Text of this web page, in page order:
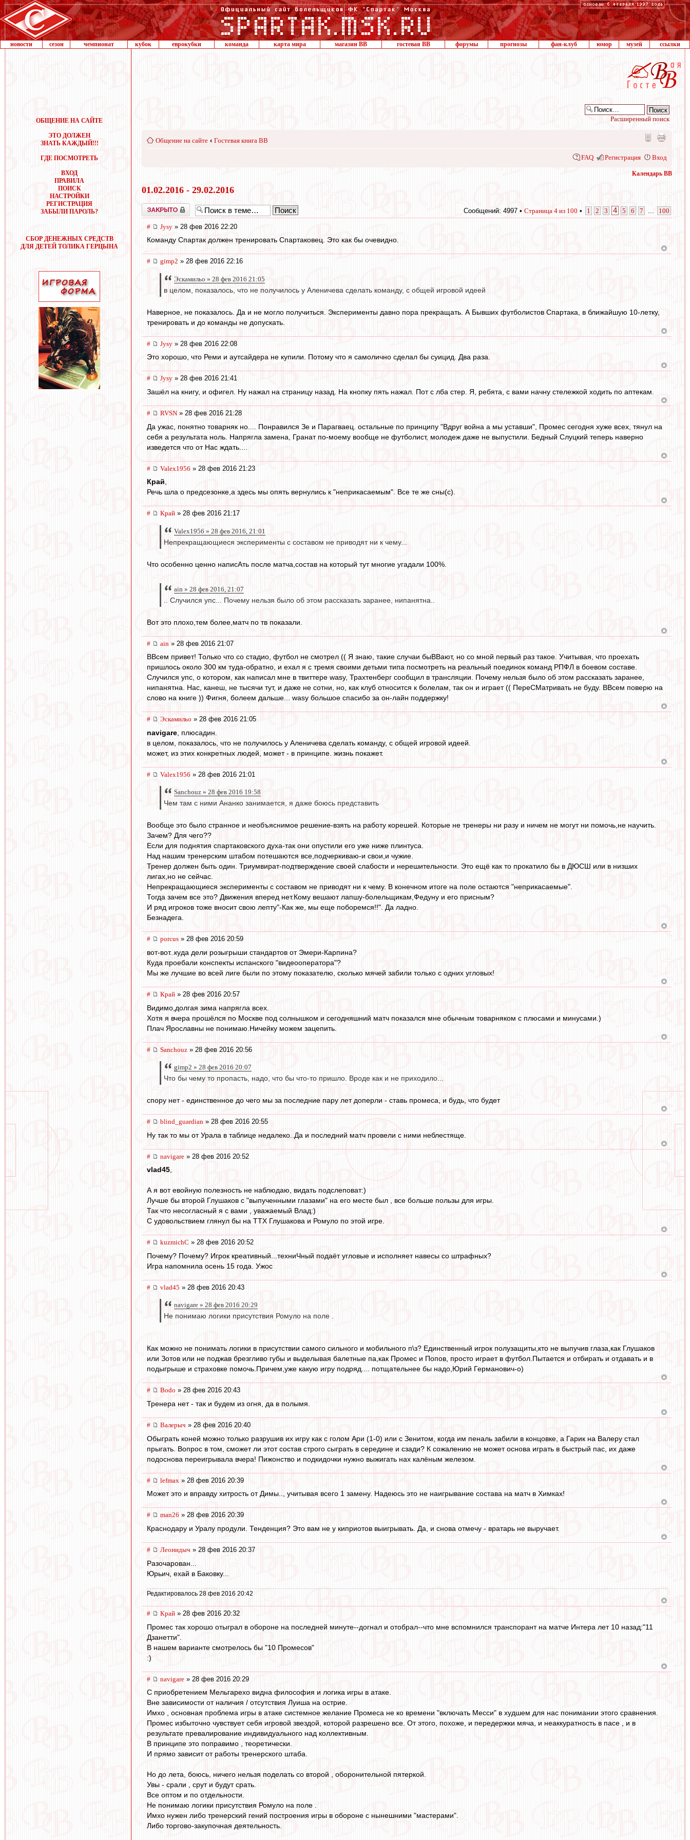
новости сезон чемпионат кубок еврокубки команда карта мира магазин ВВ гостевая ВВ форумы прогнозы фан-клуб юмор музей ссылки
ОБЩЕНИЕ НА САЙТЕ
ЭТО ДОЛЖЕН
ЗНАТЬ КАЖДЫЙ!!!
ГДЕ ПОСМОТРЕТЬ
ВХОД
ПРАВИЛА
ПОИСК
НАСТРОЙКИ
РЕГИСТРАЦИЯ
ЗАБЫЛИ ПАРОЛЬ?
СБОР ДЕНЕЖНЫХ СРЕДСТВ
ДЛЯ ДЕТЕЙ ТОЛИКА ГЕРЦЫНА
Расширенный поиск
Общение на сайте ‹ Гостевая книга ВВ
FAQ Регистрация Вход
Календарь ВВ
01.02.2016 - 29.02.2016
Закрыто Сообщений: 4997 • Страница 4 из 100 • 1 2 3 4 5 6 7 100
# Jysy » 28 фев 2016 22:20
Команду Спартак должен тренировать Спартаковец. Это как бы очевидно.
# gimp2 » 28 фев 2016 22:16
Эскамильо » 28 фев 2016 21:05
в целом, показалось, что не получилось у Аленичева сделать команду, с общей игровой идеей
Наверное, не показалось. Да и не могло получиться. Эксперименты давно пора прекращать. А Бывших футболистов Спартака, в ближайшую 10-летку,
тренировать и до команды не допускать.
# Jysy » 28 фев 2016 22:08
Это хорошо, что Реми и аутсайдера не купили. Потому что я самолично сделал бы суицид. Два раза.
# Jysy » 28 фев 2016 21:41
Зашёл на книгу, и офигел. Ну нажал на страницу назад. На кнопку пять нажал. Пот с лба стер. Я, ребята, с вами начну стележкой ходить по аптекам.
# RVSN » 28 фев 2016 21:28
Да ужас, понятно товарняк но.... Понравился Зе и Парагваец. остальные по принципу "Вдруг война а мы уставши", Промес сегодня хуже всех, тянул на
себя а результата ноль. Напрягла замена, Гранат по-моему вообще не футболист, молодеж даже не выпустили. Бедный Слуцкий теперь наверно
изведется что от Нас ждать....
# Valex1956 » 28 фев 2016 21:23
Край,
Речь шла о предсезонке,а здесь мы опять вернулись к "неприкасаемым". Все те же сны(с).
# Край » 28 фев 2016 21:17
Valex1956 » 28 фев 2016, 21:01
Непрекращающиеся эксперименты с составом не приводят ни к чему...
Что особенно ценно написАть после матча,состав на который тут многие угадали 100%.
ain » 28 фев 2016, 21:07
.. Случился упс... Почему нельзя было об этом рассказать заранее, нипанятна..
Вот это плохо,тем более,матч по тв показали.
# ain » 28 фев 2016 21:07
ВВсем привет! Только что со стадио, футбол не смотрел (( Я знаю, такие случаи быВВают, но со мной первый раз такое. Учитывая, что проехать
пришлось около 300 км туда-обратно, и ехал я с тремя своими детьми типа посмотреть на реальный поединок команд РПФЛ в боевом составе.
Случился упс, о котором, как написал мне в твиттере wasy, Трахтенберг сообщил в трансляции. Почему нельзя было об этом рассказать заранее,
нипанятна. Нас, канеш, не тысячи тут, и даже не сотни, но, как клуб относится к болелам, так он и играет (( ПереСМатривать не буду. ВВсем поверю на
слово на книге )) Фигня, болеем дальше... wasy большое спасибо за он-лайн поддержку!
# Эскамильо » 28 фев 2016 21:05
navigare , плюсадин.
в целом, показалось, что не получилось у Аленичева сделать команду, с общей игровой идеей.
может, из этих конкретных людей, может - в принципе. жизнь покажет.
# Valex1956 » 28 фев 2016 21:01
Sanchouz » 28 фев 2016 19:58
Чем там с ними Ананко занимается, я даже боюсь представить
Вообще это было странное и необъяснимое решение-взять на работу корешей. Которые не тренеры ни разу и ничем не могут ни помочь,не научить.
Зачем? Для чего??
Если для поднятия спартаковского духа-так они опустили его уже ниже плинтуса.
Над нашим тренерским штабом потешаются все,подчеркиваю-и свои,и чужие.
Тренер должен быть один. Триумвират-подтверждение своей слабости и нерешительности. Это ещё как то прокатило бы в ДЮСШ или в низших
лигах,но не сейчас.
Непрекращающиеся эксперименты с составом не приводят ни к чему. В конечном итоге на поле остаются "неприкасаемые".
Тогда зачем все это? Движения вперед нет.Кому вешают лапшу-болельщикам,Федуну и его присным?
И ряд игроков тоже вносит свою лепту"-Как же, мы еще поборемся!!". Да ладно.
Безнадега.
# porcus » 28 фев 2016 20:59
вот-вот..куда дели розыгрыши стандартов от Эмери-Карпина?
Куда проебали конспекты испанского "видеооператора"?
Мы же лучшие во всей лиге были по этому показателю, сколько мячей забили только с одних угловых!
# Край » 28 фев 2016 20:57
Видимо,долгая зима напрягла всех.
Хотя я вчера прошёлся по Москве под солнышком и сегодняшний матч показался мне обычным товарняком с плюсами и минусами.)
Плач Ярославны не понимаю.Ничейку можем зацепить.
# Sanchouz » 28 фев 2016 20:56
gimp2 » 28 фев 2016 20:07
Что бы чему то пропасть, надо, что бы что-то пришло. Вроде как и не приходило...
спору нет - единственное до чего мы за последние пару лет доперли - ставь промеса, и будь, что будет
# blind_guardian » 28 фев 2016 20:55
Ну так то мы от Урала в таблице недалеко..Да и последний матч провели с ними неблестяще.
# navigare » 28 фев 2016 20:52
vlad45,
А я вот евойную полезность не наблюдаю, видать подслеповат:)
Лучше бы второй Глушаков с "выпученными глазами" на его месте был , все больше пользы для игры.
Так что несогласный я с вами , уважаемый Влад:)
С удовольствием глянул бы на ТТХ Глушакова и Ромуло по этой игре.
# kuzmichC » 28 фев 2016 20:52
Почему? Почему? Игрок креативный...техниЧный подаёт угловые и исполняет навесы со штрафных?
Игра напомнила осень 15 года. Ужос
# vlad45 » 28 фев 2016 20:43
navigare » 28 фев 2016 20:29
Не понимаю логики присутствия Ромуло на поле .
Как можно не понимать логики в присутствии самого сильного и мобильного п\з? Единственный игрок полузащиты,кто не выпучив глаза,как Глушаков
или Зотов или не поджав брезгливо губы и выделывая балетные па,как Промес и Попов, просто играет в футбол.Пытается и отбирать и отдавать и в
подыгрыше и страховке помочь.Причем,уже какую игру подряд.... потщательнее бы надо,Юрий Германович-о)
# Bodo » 28 фев 2016 20:43
Тренера нет - так и будем из огня, да в полымя.
# Валерыч » 28 фев 2016 20:40
Обыграть коней можно только разрушив их игру как с голом Ари (1-0) или с Зенитом, когда им пеналь забили в концовке, а Гарик на Валеру стал
прыгать. Вопрос в том, сможет ли этот состав строго сыграть в середине и сзади? К сожалению не может основа играть в быстрый пас, их даже
подоснова переигрывала вчера! Пижонство и подкидочки нужно выжигать нах калёным железом.
# lefmax » 28 фев 2016 20:39
Может это и вправду хитрость от Димы.., учитывая всего 1 замену. Надеюсь это не наигрывание состава на матч в Химках!
# man26 » 28 фев 2016 20:39
Краснодару и Уралу продули. Тенденция? Это вам не у киприотов выигрывать. Да, и снова отмечу - вратарь не выручает.
# Леонидыч » 28 фев 2016 20:37
Разочарован...
Юрьич, ехай в Баковку...
Редактировалось 28 фев 2016 20:42
# Край » 28 фев 2016 20:32
Промес так хорошо отыграл в обороне на последней минуте--догнал и отобрал--что мне вспомнился транспорант на матче Интера лет 10 назад:"11
Дзанетти".
В нашем варианте смотрелось бы "10 Промесов"
:)
# navigare » 28 фев 2016 20:29
С приобретением Мельгарехо видна философия и логика игры в атаке.
Вне зависимости от наличия / отсутствия Луиша на острие.
Имхо , основная проблема игры в атаке системное желание Промеса не ко времени "включать Месси" в худшем для нас понимании этого сравнения.
Промес избыточно чувствует себя игровой звездой, которой разрешено все. От этого, похоже, и передержки мяча, и неаккуратность в пасе , и в
результате превалирование индивидуального над коллективным.
В принципе это поправимо , теоретически.
И прямо зависит от работы тренерского штаба.
Но до лета, боюсь, ничего нельзя поделать со второй , оборонительной пятеркой.
Увы - срали , срут и будут срать.
Все оптом и по отдельности.
Не понимаю логики присутствия Ромуло на поле .
Имхо нужен либо тренерский гений построения игры в обороне с нынешними "мастерами".
Либо торгово-закупочная деятельность.